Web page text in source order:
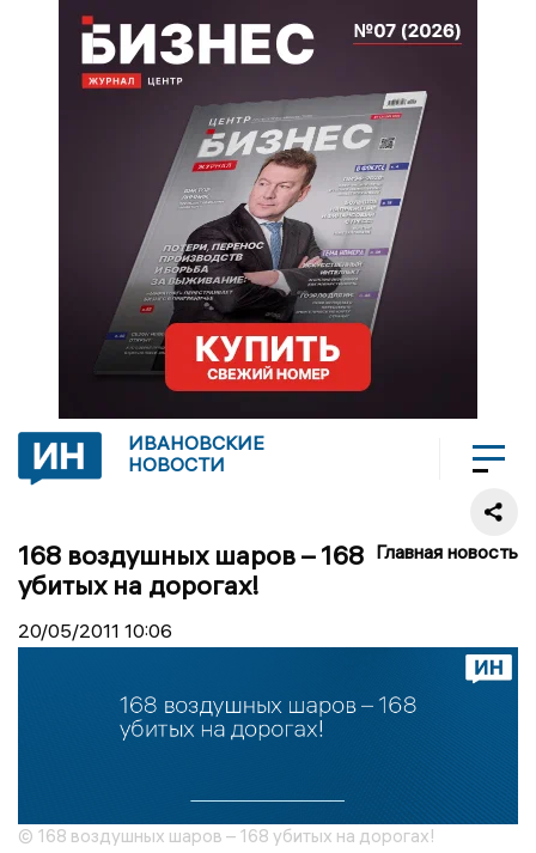
ИВАНОВСКИЕ
НОВОСТИ
Главная новость
168 воздушных шаров – 168
убитых на дорогах!
20/05/2011 10:06
© 168 воздушных шаров – 168 убитых на дорогах!